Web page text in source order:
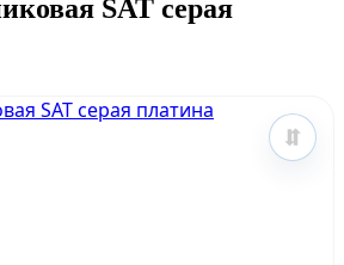
SAT серая